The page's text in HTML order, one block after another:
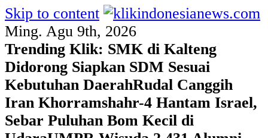
Skip to content
Ming. Agu 9th, 2026
Trending Klik: SMK di Kalteng
Didorong Siapkan SDM Sesuai
Kebutuhan DaerahRudal Canggih
Iran Khorramshahr-4 Hantam Israel,
Sebar Puluhan Bom Kecil di